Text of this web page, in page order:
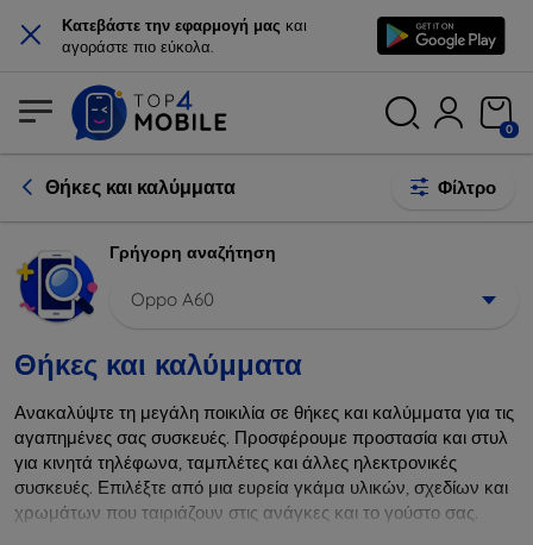
× Κατεβάστε την εφαρμογή μας και
αγοράστε πιο εύκολα.
0
Θήκες και καλύμματα Φίλτρο
Γρήγορη αναζήτηση
Oppo A60
Θήκες και καλύμματα
Ανακαλύψτε τη μεγάλη ποικιλία σε θήκες και καλύμματα για τις
αγαπημένες σας συσκευές. Προσφέρουμε προστασία και στυλ
για κινητά τηλέφωνα, ταμπλέτες και άλλες ηλεκτρονικές
συσκευές. Επιλέξτε από μια ευρεία γκάμα υλικών, σχεδίων και
χρωμάτων που ταιριάζουν στις ανάγκες και το γούστο σας.